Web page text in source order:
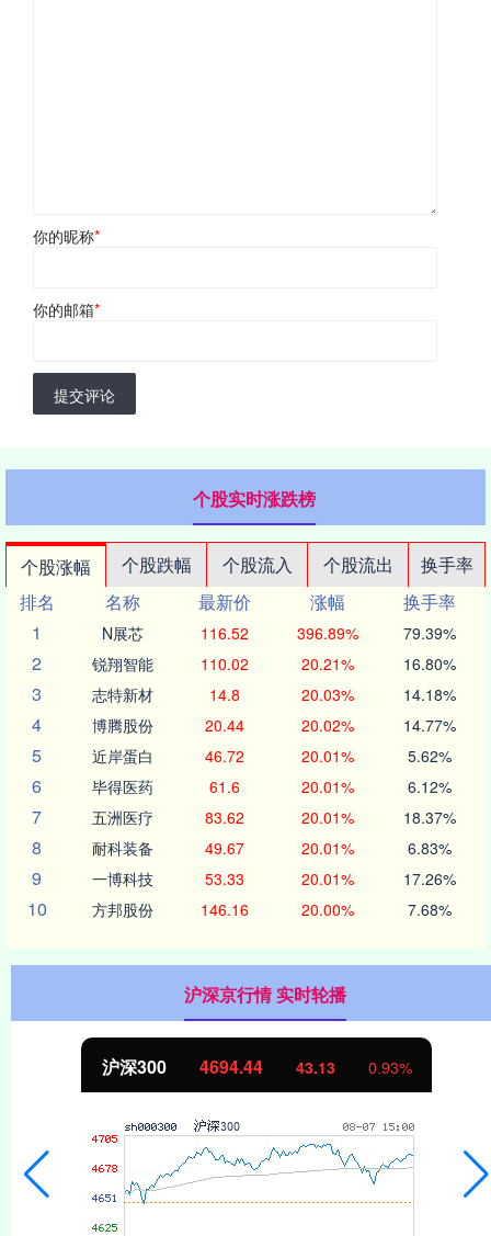
你的昵称*
你的邮箱*
提交评论
个股实时涨跌榜
个股涨幅 个股跌幅 个股流入 个股流出
换手率
排名
名称 最新价 涨幅
换手率
1
N展芯 116.52 396.89% 79.39%
2 锐翔智能 110.02 20.21% 16.80%
3 志特新材 14.8 20.03% 14.18%
4 博腾股份 20.44 20.02% 14.77%
5 近岸蛋白 46.72 20.01% 5.62%
6 毕得医药 61.6 20.01% 6.12%
7 五洲医疗 83.62 20.01% 18.37%
8 耐科装备 49.67 20.01% 6.83%
9 一博科技 53.33 20.01% 17.26%
10 方邦股份 146.16 20.00% 7.68%
沪深京行情 实时轮播
北证50 1134.24 11.37 1.01%